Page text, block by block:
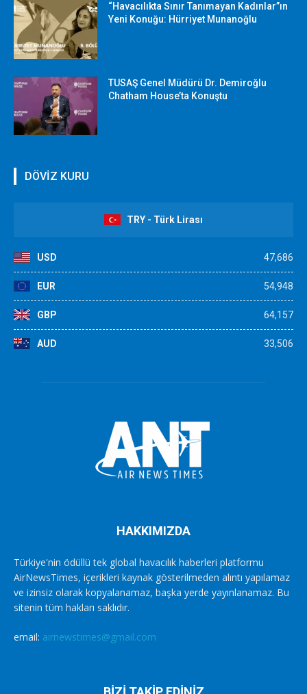
“Havacılıkta Sınır Tanımayan Kadınlar”ın
Yeni Konuğu: Hürriyet Munanoğlu
TUSAŞ Genel Müdürü Dr. Demiroğlu
Chatham House’ta Konuştu
DÖVİZ KURU
TRY - Türk Lirası
USD 47,686
EUR 54,948
GBP 64,157
AUD 33,506
HAKKIMIZDA
Türkiye'nin ödüllü tek global havacılık haberleri platformu
AirNewsTimes, içerikleri kaynak gösterilmeden alıntı yapılamaz
ve izinsiz olarak kopyalanamaz, başka yerde yayınlanamaz. Bu
sitenin tüm hakları saklıdır.
email: airnewstimes@gmail.com